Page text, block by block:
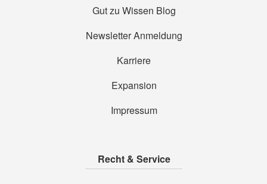
Gut zu Wissen Blog
Newsletter Anmeldung
Karriere
Expansion
Impressum
Recht & Service